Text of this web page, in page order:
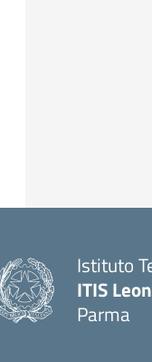
Istituto
ITIS
Parma